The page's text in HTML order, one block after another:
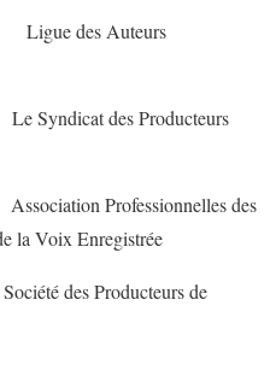
Auteurs
des Producteurs
Professionnelles des
la Voix Enregistrée
Producteurs de